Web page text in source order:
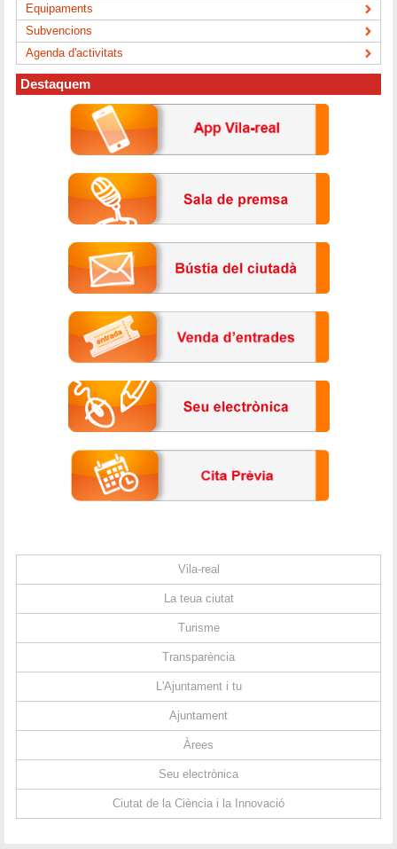
Equipaments
Subvencions
Agenda d'activitats
Destaquem
Vila-real
La teua ciutat
Turisme
Transparència
L'Ajuntament i tu
Ajuntament
Àrees
Seu electrònica
Ciutat de la Ciència i la Innovació